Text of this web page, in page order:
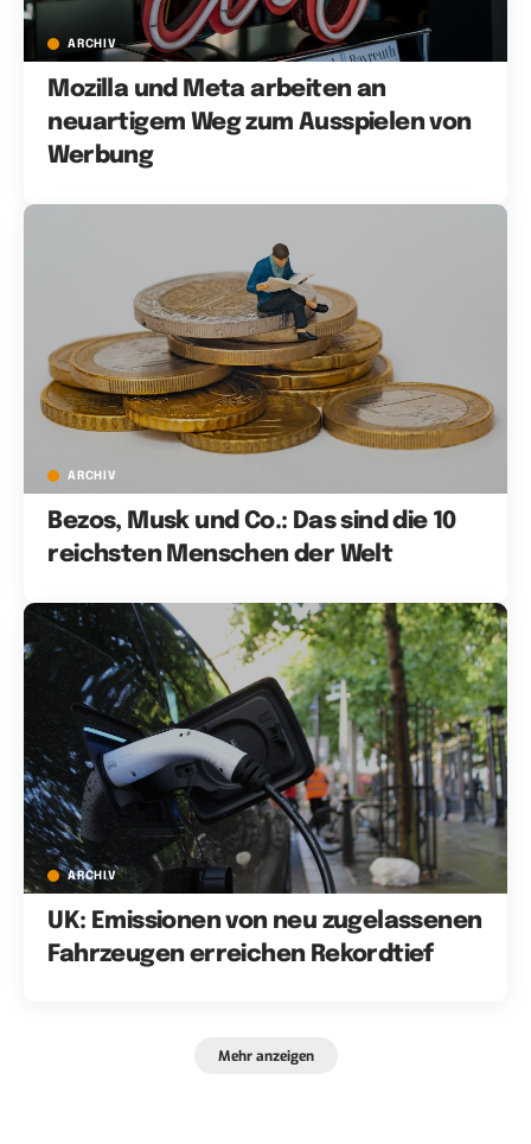
ARCHIV
Mozilla und Meta arbeiten an
neuartigem Weg zum Ausspielen von
Werbung
ARCHIV
Bezos, Musk und Co.: Das sind die 10
reichsten Menschen der Welt
ARCHIV
UK: Emissionen von neu zugelassenen
Fahrzeugen erreichen Rekordtief
Mehr anzeigen